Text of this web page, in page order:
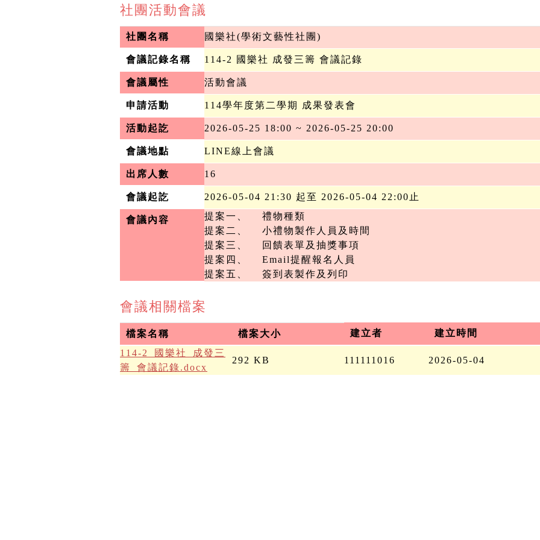
社團活動會議
社團名稱 國樂社(學術文藝性社團)
會議記錄名稱 114-2 國樂社 成發三籌 會議記錄
會議屬性 活動會議
申請活動 114學年度第二學期 成果發表會
活動起訖 2026-05-25 18:00 ~ 2026-05-25 20:00
會議地點 LINE線上會議
出席人數 16
會議起訖 2026-05-04 21:30 起至 2026-05-04 22:00止
會議內容
提案一、	禮物種類
提案二、	小禮物製作人員及時間
提案三、	回饋表單及抽獎事項
提案四、	Email提醒報名人員
提案五、	簽到表製作及列印
會議相關檔案
檔案名稱 檔案大小 建立者
建立時間
114-2_國樂社_成發三
籌_會議記錄.docx
292 KB 111111016 2026-05-04